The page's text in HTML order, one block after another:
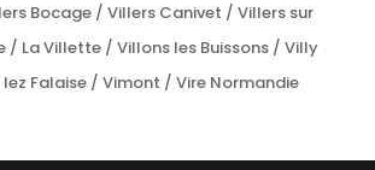
Bocage / Villers Canivet / Villers sur
/ La Villette / Villons les Buissons / Villy
Falaise / Vimont / Vire Normandie